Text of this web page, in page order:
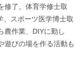
修了。体育学修士取
スポーツ医学博士取
農作業、DIYに勤し
遊びの場を作る活動も